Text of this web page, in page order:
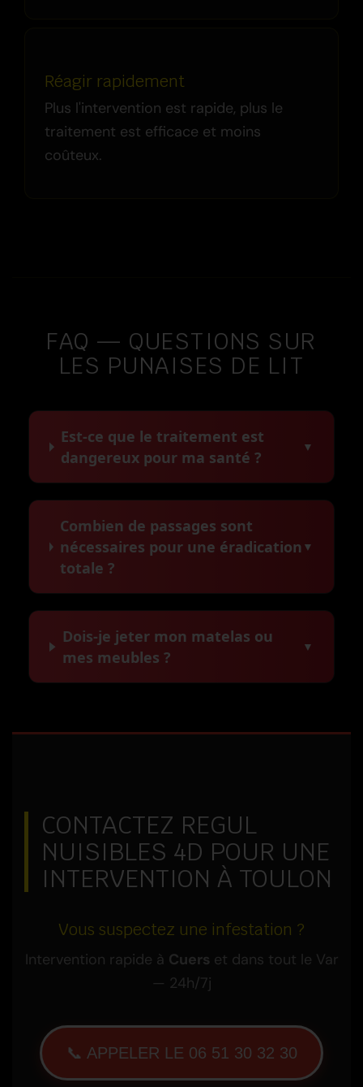
Réagir rapidement
Plus l'intervention est rapide, plus le
traitement est efficace et moins
coûteux.
FAQ — QUESTIONS SUR
LES PUNAISES DE LIT
Est-ce que le traitement est
dangereux pour ma santé ?
▼
Combien de passages sont
nécessaires pour une éradication
totale ?
▼
Dois-je jeter mon matelas ou
mes meubles ?
▼
CONTACTEZ REGUL
NUISIBLES 4D POUR UNE
INTERVENTION À TOULON
Vous suspectez une infestation ?
Intervention rapide à Cuers et dans tout le Var
— 24h/7j
📞 APPELER LE 06 51 30 32 30